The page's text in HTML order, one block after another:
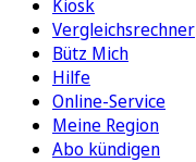
Kiosk
Vergleichsrechner
Bütz Mich
Hilfe
Online-Service
Meine Region
Abo kündigen